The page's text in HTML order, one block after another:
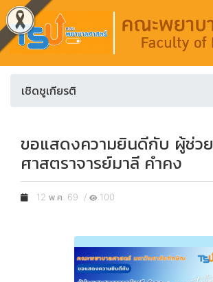
เชิดชูเกียรติ
ขอแสดงความยินดีกับ ผู้ช่วย
ศาสตราจารย์มาลี คำคง
12 พ.ค. 69 / 100